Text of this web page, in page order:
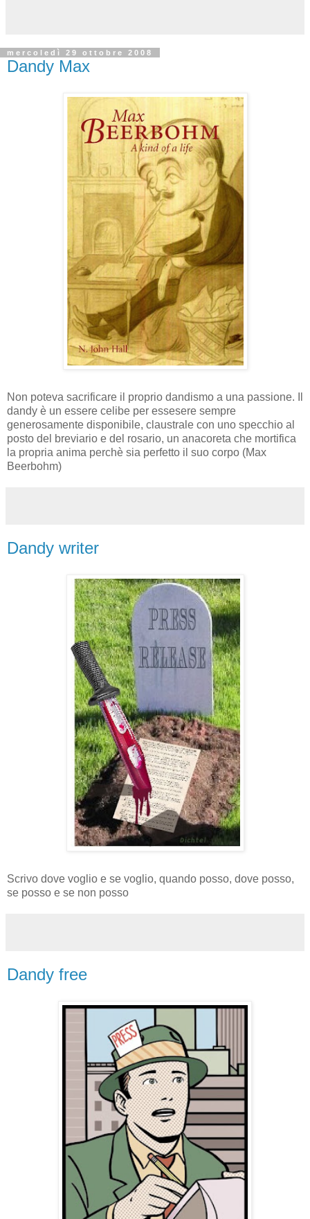
mercoledì 29 ottobre 2008
Dandy Max
Non poteva sacrificare il proprio dandismo a una passione. Il
dandy è un essere celibe per essesere sempre
generosamente disponibile, claustrale con uno specchio al
posto del breviario e del rosario, un anacoreta che mortifica
la propria anima perchè sia perfetto il suo corpo (Max
Beerbohm)
Dandy writer
Scrivo dove voglio e se voglio, quando posso, dove posso,
se posso e se non posso
Dandy free